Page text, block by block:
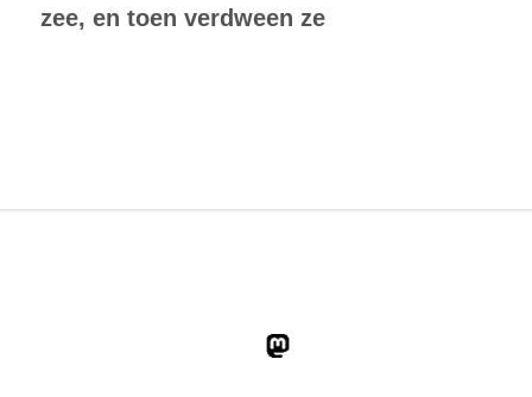
zee, en toen verdween ze